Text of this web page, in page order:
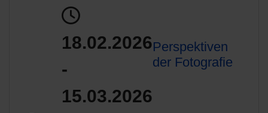
18.02.2026
-
15.03.2026
Perspektiven
der Fotografie